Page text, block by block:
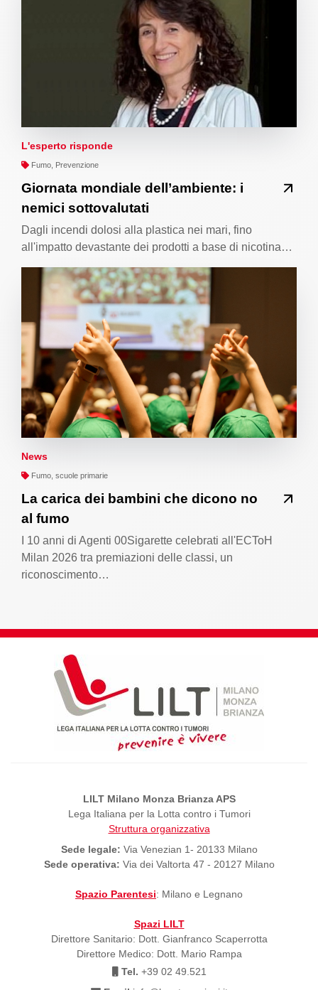
L'esperto risponde
Fumo, Prevenzione
Giornata mondiale dell’ambiente: i
nemici sottovalutati
Dagli incendi dolosi alla plastica nei mari, fino
all'impatto devastante dei prodotti a base di nicotina…
News
Fumo, scuole primarie
La carica dei bambini che dicono no
al fumo
I 10 anni di Agenti 00Sigarette celebrati all'ECToH
Milan 2026 tra premiazioni delle classi, un
riconoscimento…
LILT Milano Monza Brianza APS
Lega Italiana per la Lotta contro i Tumori
Struttura organizzativa
Sede legale: Via Venezian 1- 20133 Milano
Sede operativa: Via dei Valtorta 47 - 20127 Milano
Spazio Parentesi: Milano e Legnano
Spazi LILT
Direttore Sanitario: Dott. Gianfranco Scaperrotta
Direttore Medico: Dott. Mario Rampa
Tel. +39 02 49.521